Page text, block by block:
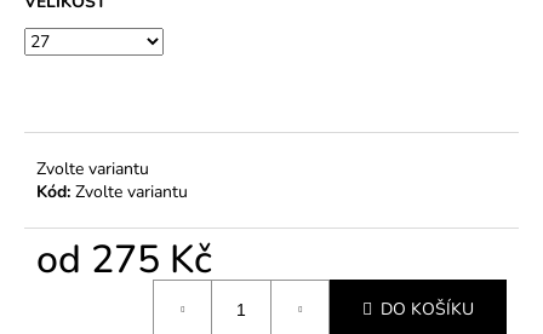
Zvolte variantu
Kód: Zvolte variantu
od 275 Kč
DO KOŠÍKU
p
u
č
u